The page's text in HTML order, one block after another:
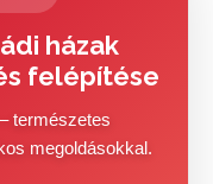
házak
felépítése
természetes
megoldásokkal.